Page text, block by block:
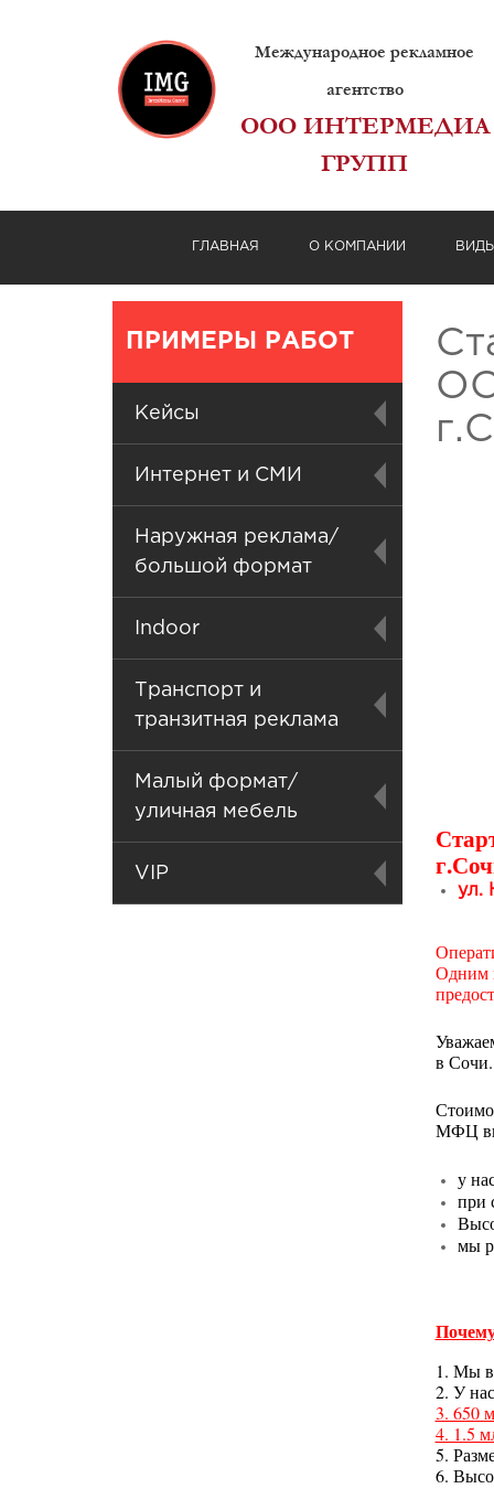
Международное рекламное
агентство
ООО ИНТЕРМЕДИА
ГРУПП
ГЛАВНАЯ О КОМПАНИИ
ПРИМЕРЫ РАБОТ
Кейсы
Интернет и СМИ
Наружная реклама/
большой формат
Indoor
Транспорт и
транзитная реклама
Малый формат/
уличная мебель
VIP
ул.
Одним
в Сочи.
МФЦ
у
при
мы
1. Мы
2. У
3. 650
4. 1.5
5.
6.